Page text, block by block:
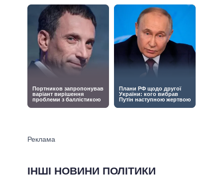
ІНШІ НОВИНИ ПОЛІТИКИ